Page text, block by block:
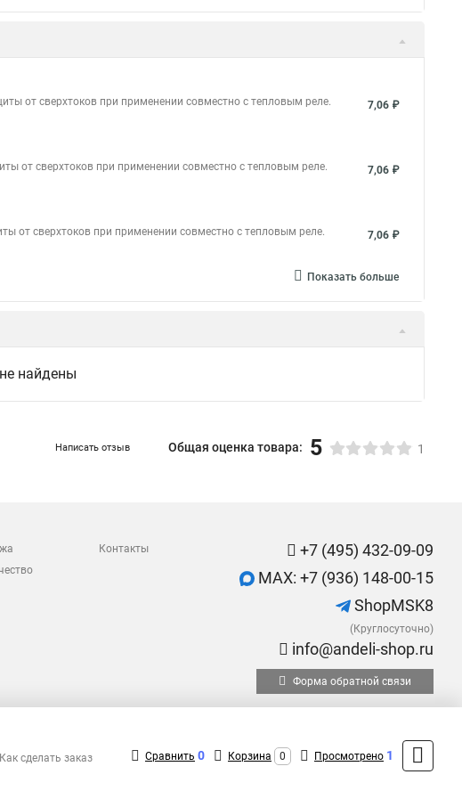
от сверхтоков при применении совместно с тепловым реле. 7,06 ₽
от сверхтоков при применении совместно с тепловым реле. 7,06 ₽
от сверхтоков при применении совместно с тепловым реле. 7,06 ₽
Показать больше
найдены
Написать отзыв Общая оценка товара: 5 1
Контакты
+7 (495) 432-09-09
MAX: +7 (936) 148-00-15
ShopMSK8
(Круглосуточно)
info@andeli-shop.ru
Форма обратной связи
Как сделать заказ Сравнить 0 Корзина 0 Просмотрено 1